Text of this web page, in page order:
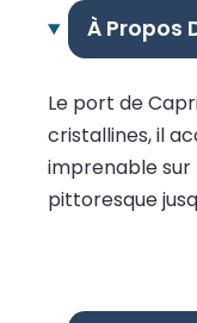
À Propos
Le port de
cristallines, il
imprenable sur
pittoresque